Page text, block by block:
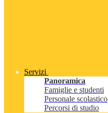
Servizi
Panoramica
Famiglie e studenti
Personale scolastico
Percorsi di studio